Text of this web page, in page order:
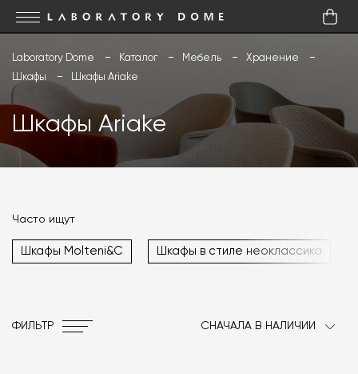
Laboratory Dome Каталог Мебель
Хранение
Шкафы
Шкафы Ariake
Шкафы Ariake
Часто ищут
Шкафы Molteni&C Шкафы в стиле неоклассика
ФИЛЬТР СНАЧАЛА В НАЛИЧИИ